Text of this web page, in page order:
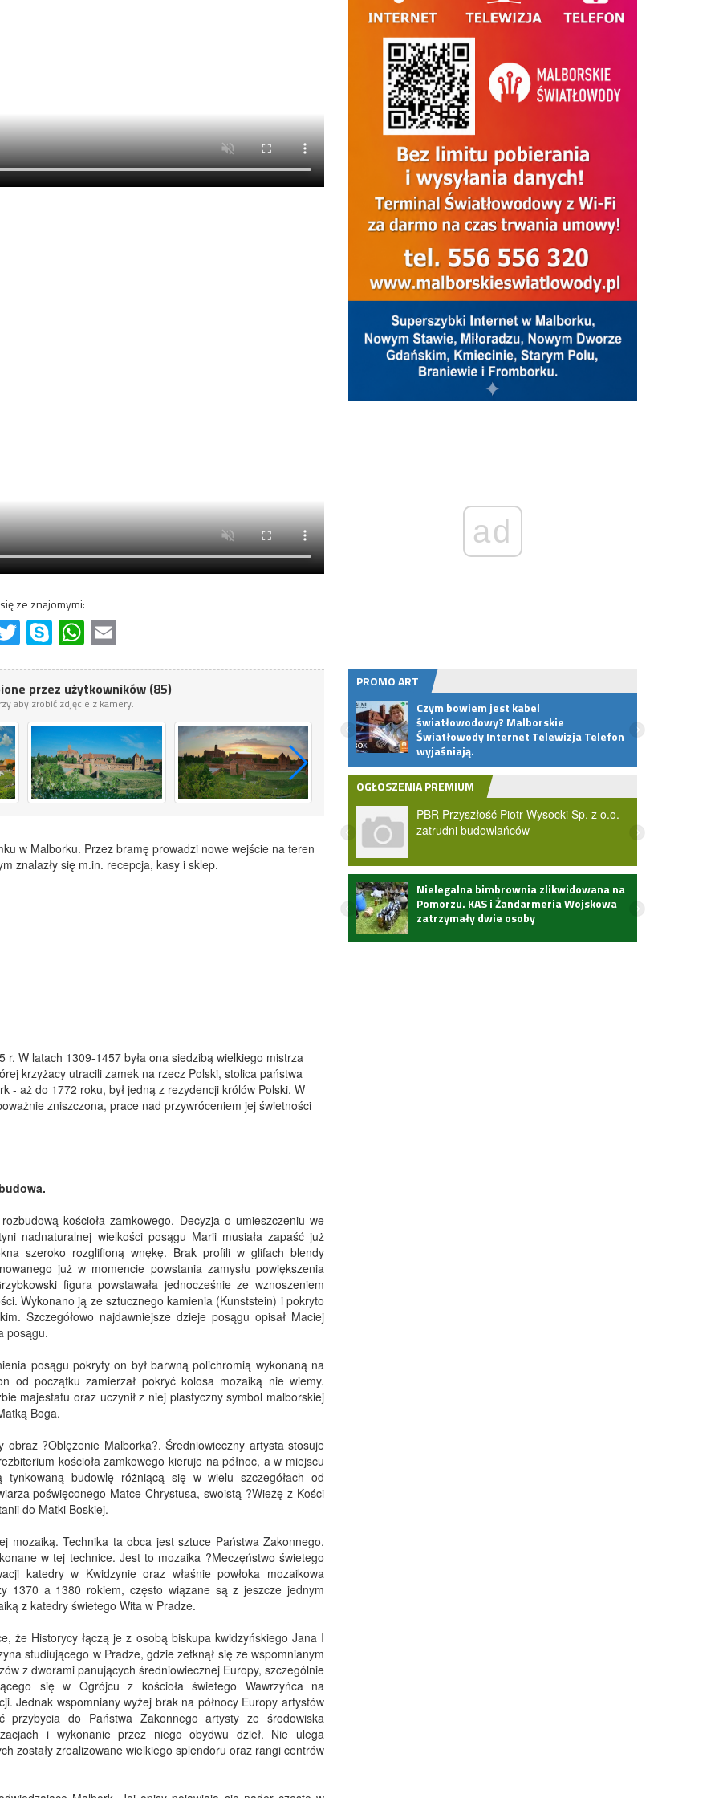
ze znajomymi:
Twitter Skype WhatsApp
przez użytkowników (85)
aby zrobić zdjęcie z kamery.
w Malborku. Przez bramę prowadzi nowe wejście na teren
znalazły się m.in. recepcja, kasy i sklep.
W latach 1309-1457 była ona siedzibą wielkiego mistrza
krzyżacy utracili zamek na rzecz Polski, stolica państwa
- aż do 1772 roku, był jedną z rezydencji królów Polski. W
zniszczona, prace nad przywróceniem jej świetności
kościoła zamkowego. Decyzja o umieszczeniu we
nadnaturalnej wielkości posągu Marii musiała zapaść już
szeroko rozglifioną wnękę. Brak profili w glifach blendy
już w momencie powstania zamysłu powiększenia
figura powstawała jednocześnie ze wznoszeniem
Wykonano ją ze sztucznego kamienia (Kunststein) i pokryto
Szczegółowo najdawniejsze dzieje posągu opisał Maciej
posągu.
posągu pokryty on był barwną polichromią wykonaną na
od początku zamierzał pokryć kolosa mozaiką nie wiemy.
majestatu oraz uczynił z niej plastyczny symbol malborskiej
Boga.
?Oblężenie Malborka?. Średniowieczny artysta stosuje
kościoła zamkowego kieruje na północ, a w miejscu
tynkowaną budowlę różniącą się w wielu szczegółach od
poświęconego Matce Chrystusa, swoistą ?Wieżę z Kości
do Matki Boskiej.
mozaiką. Technika ta obca jest sztuce Państwa Zakonnego.
w tej technice. Jest to mozaika ?Meczęństwo świetego
katedry w Kwidzynie oraz właśnie powłoka mozaikowa
1370 a 1380 rokiem, często wiązane są z jeszcze jednym
z katedry świetego Wita w Pradze.
że Historycy łączą je z osobą biskupa kwidzyńskiego Jana I
studiującego w Pradze, gdzie zetknął się ze wspomnianym
z dworami panujących średniowiecznej Europy, szczególnie
się w Ogrójcu z kościoła świetego Wawrzyńca na
Jednak wspomniany wyżej brak na północy Europy artystów
do Państwa Zakonnego artysty ze środowiska
i wykonanie przez niego obydwu dzieł. Nie ulega
zostały zrealizowane wielkiego splendoru oraz rangi centrów
ad
PROMO ART
obecność w
ludzi. MiŚOT-y odpowiadają już za 35
proc. rynku
Czym bowiem jest kabel
światłowodowy? Malborskie
Światłowody Internet Telewizja Telefon
wyjaśniają.
OGŁOSZENIA PREMIUM
PBR Przyszłość Piotr Wysocki Sp. z o.o.
zatrudni budowlańców
Nielegalna bimbrownia zlikwidowana na
Pomorzu. KAS i Żandarmeria Wojskowa
zatrzymały dwie osoby